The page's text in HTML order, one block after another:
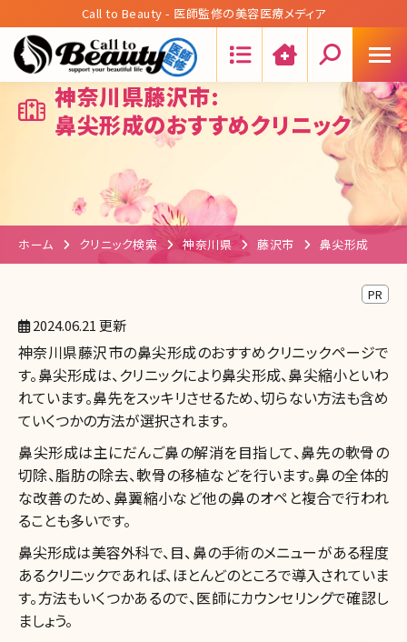
Call to Beauty - 医師監修の美容医療メディア
神奈川県藤沢市:
鼻尖形成のおすすめクリニック
ホーム クリニック検索 神奈川県 藤沢市 鼻尖形成
PR
2024.06.21 更新
神奈川県藤沢市の鼻尖形成のおすすめクリニックページで
す。鼻尖形成は、クリニックにより鼻尖形成、鼻尖縮小といわ
れています。鼻先をスッキリさせるため、切らない方法も含め
ていくつかの方法が選択されます。
鼻尖形成は主にだんご鼻の解消を目指して、鼻先の軟骨の
切除、脂肪の除去、軟骨の移植などを行います。鼻の全体的
な改善のため、鼻翼縮小など他の鼻のオペと複合で行われ
ることも多いです。
鼻尖形成は美容外科で、目、鼻の手術のメニューがある程度
あるクリニックであれば、ほとんどのところで導入されていま
す。方法もいくつかあるので、医師にカウンセリングで確認し
ましょう。